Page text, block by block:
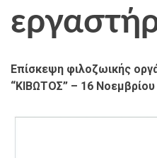
Επίσκεψη φιλοζωικής
“ΚΙΒΩΤΟΣ” – 16